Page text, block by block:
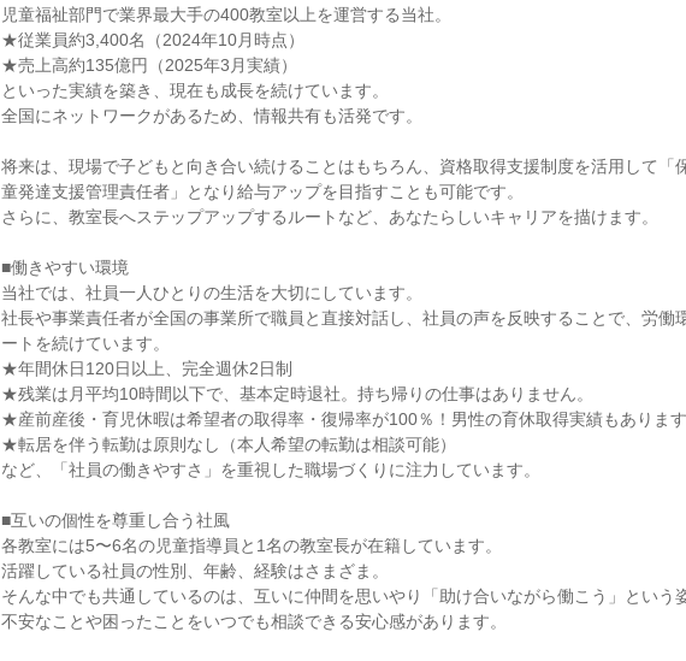
児童福祉部門で業界最大手の400教室以上を運営する当社。
★従業員約3,400名（2024年10月時点）
★売上高約135億円（2025年3月実績）
といった実績を築き、現在も成長を続けています。
全国にネットワークがあるため、情報共有も活発です。
将来は、現場で子どもと向き合い続けることはもちろん、資格取得支援制度を活用して「
童発達支援管理責任者」となり給与アップを目指すことも可能です。
さらに、教室長へステップアップするルートなど、あなたらしいキャリアを描けます。
■働きやすい環境
当社では、社員一人ひとりの生活を大切にしています。
社長や事業責任者が全国の事業所で職員と直接対話し、社員の声を反映することで、労働
ートを続けています。
★年間休日120日以上、完全週休2日制
★残業は月平均10時間以下で、基本定時退社。持ち帰りの仕事はありません。
★産前産後・育児休暇は希望者の取得率・復帰率が100％！男性の育休取得実績もあります
★転居を伴う転勤は原則なし（本人希望の転勤は相談可能）
など、「社員の働きやすさ」を重視した職場づくりに注力しています。
■互いの個性を尊重し合う社風
各教室には5〜6名の児童指導員と1名の教室長が在籍しています。
活躍している社員の性別、年齢、経験はさまざま。
そんな中でも共通しているのは、互いに仲間を思いやり「助け合いながら働こう」という
不安なことや困ったことをいつでも相談できる安心感があります。